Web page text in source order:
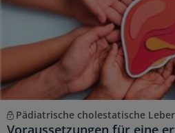
Pädiatrische cholestatische
Voraussetzungen für eine